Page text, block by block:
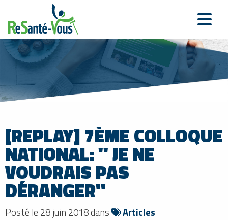
[REPLAY] 7ÈME COLLOQUE
NATIONAL: " JE NE
VOUDRAIS PAS
DÉRANGER"
Posté le 28 juin 2018 dans Articles